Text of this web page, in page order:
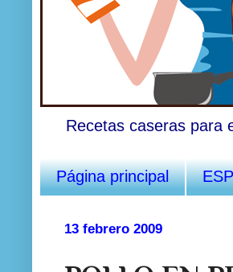
Recetas caseras para
Página principal
13 febrero 2009